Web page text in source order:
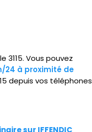
3115. Vous pouvez
24 à proximité de
depuis vos téléphones